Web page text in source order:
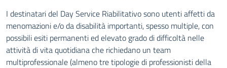
I destinatari del Day Service Riabilitativo sono utenti affetti da
menomazioni e/o da disabilità importanti, spesso multiple, con
possibili esiti permanenti ed elevato grado di difficoltà nelle
attività di vita quotidiana che richiedano un team
multiprofessionale (almeno tre tipologie di professionisti della